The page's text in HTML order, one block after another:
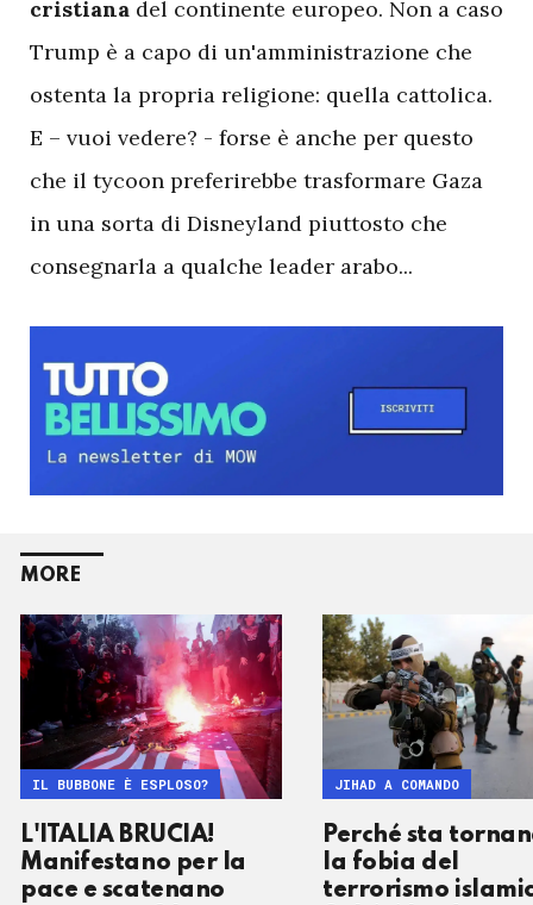
cristiana del continente europeo. Non a caso
Trump è a capo di un'amministrazione che
ostenta la propria religione: quella cattolica.
E – vuoi vedere? - forse è anche per questo
che il tycoon preferirebbe trasformare Gaza
in una sorta di Disneyland piuttosto che
consegnarla a qualche leader arabo...
MORE
L'ITALIA BRUCIA!
Manifestano per la
pace e scatenano
IL BUBBONE È ESPLOSO?
Perché sta
la fobia del
terrorismo
JIHAD A COMANDO